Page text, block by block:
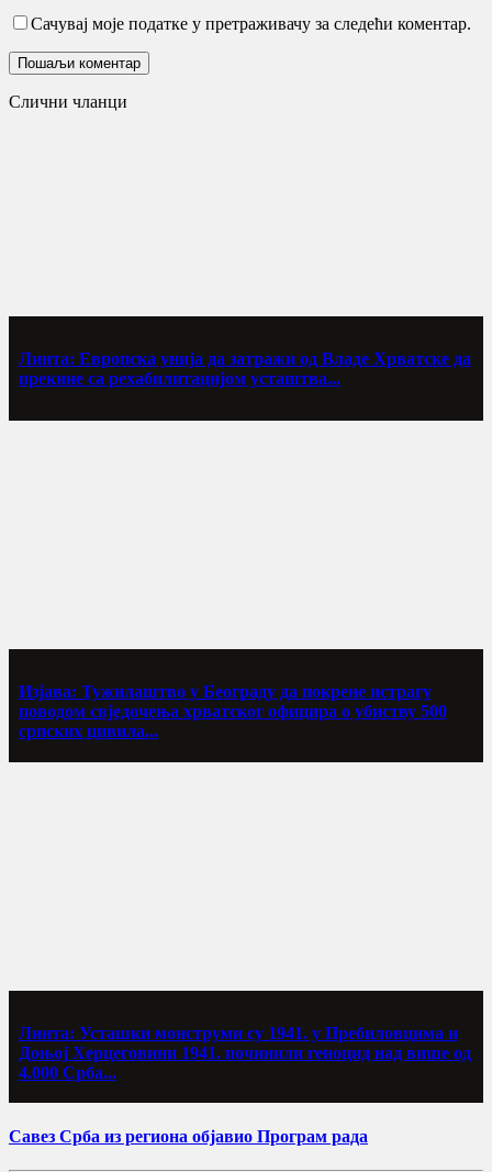
Сачувај моје податке у претраживачу за следећи коментар.
Слични чланци
Линта: Европска унија да затражи од Владе Хрватске да
прекине са рехабилитацијом усташтва...
Изјава: Тужилаштво у Београду да покрене истрагу
поводом свједочења хрватског официра о убиству 500
српских цивила...
Линта: Усташки монструми су 1941. у Пребиловцима и
Доњој Херцеговини 1941. починили геноцид над више од
4.000 Срба...
Савез Срба из региона објавио Програм рада